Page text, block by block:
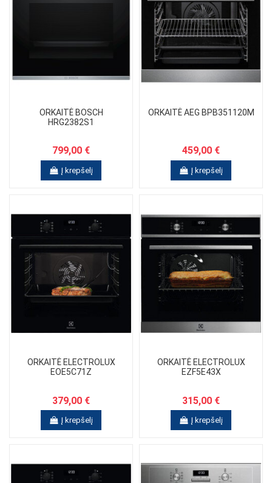
ORKAITĖ BOSCH
HRG2382S1
799,00 €
Į krepšelį
ORKAITĖ AEG BPB351120M
459,00 €
Į krepšelį
ORKAITĖ ELECTROLUX
EOE5C71Z
379,00 €
Į krepšelį
ORKAITĖ ELECTROLUX
EZF5E43X
315,00 €
Į krepšelį